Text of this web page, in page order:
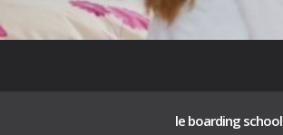
le boarding school